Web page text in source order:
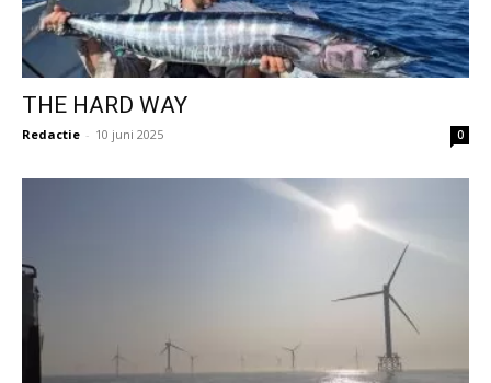
THE HARD WAY
Redactie - 10 juni 2025 0